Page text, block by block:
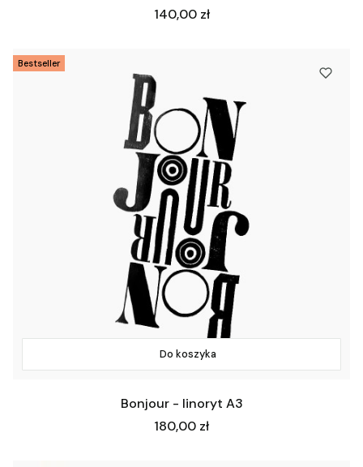
Cena
140,00 zł
Bestseller
Do koszyka
Bonjour - linoryt A3
Cena
180,00 zł